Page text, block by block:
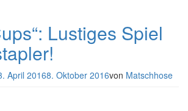
Lustiges Spiel
April 20168. Oktober 2016von Matschhose